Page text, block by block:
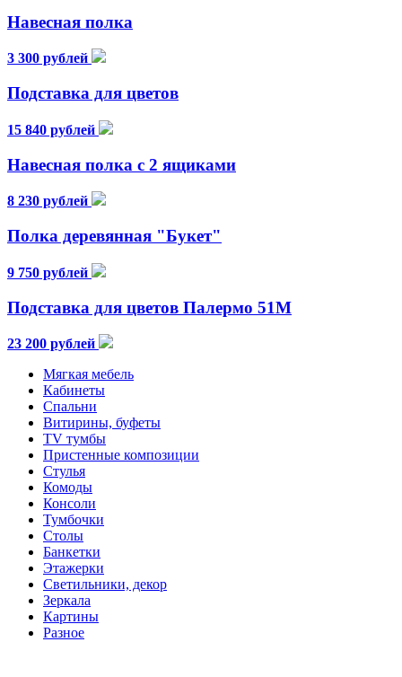
Навесная полка
3 300 рублей
Подставка для цветов
15 840 рублей
Навесная полка с 2 ящиками
8 230 рублей
Полка деревянная "Букет"
9 750 рублей
Подставка для цветов Палермо 51М
23 200 рублей
Мягкая мебель
Кабинеты
Спальни
Витирины, буфеты
TV тумбы
Пристенные композиции
Стулья
Комоды
Консоли
Тумбочки
Столы
Банкетки
Этажерки
Светильники, декор
Зеркала
Картины
Разное